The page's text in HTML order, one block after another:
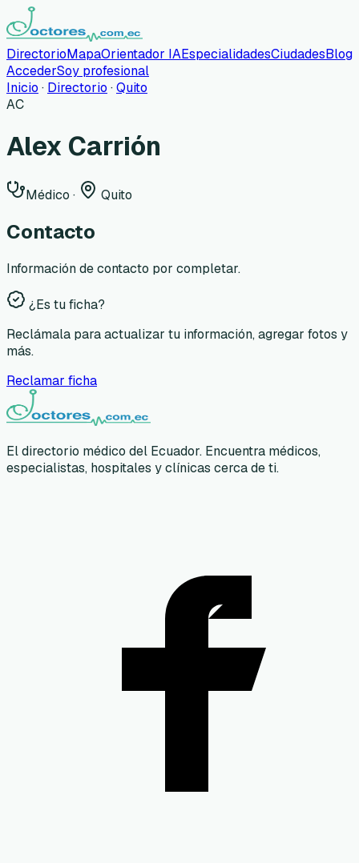
DirectorioMapaOrientador IAEspecialidadesCiudadesBlog
AccederSoy profesional
Inicio · Directorio ·Quito
AC
Alex Carrión
Médico · Quito
Contacto
Información de contacto por completar.
¿Es tu ficha?
Reclámala para actualizar tu información, agregar fotos y
más.
Reclamar ficha
El directorio médico del Ecuador. Encuentra médicos,
especialistas, hospitales y clínicas cerca de ti.